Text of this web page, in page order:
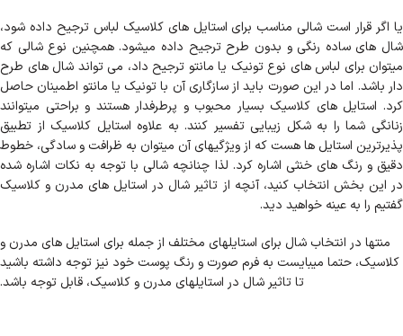
یا اگر قرار است شالی مناسب برای استایل های کلاسیک لباس ترجیح داده شود،
شال های ساده رنگی و بدون طرح ترجیح داده میشود. همچنین نوع شالی که
میتوان برای لباس های نوع تونیک یا مانتو ترجیح داد، می تواند شال های طرح
دار باشد. اما در این صورت باید از سازگاری آن با تونیک یا مانتو اطمینان حاصل
کرد. استایل های کلاسیک بسیار محبوب و پرطرفدار هستند و براحتی میتوانند
زنانگی شما را به شکل زیبایی تفسیر کنند. به علاوه استایل کلاسیک از تطبیق
پذیرترین استایل ها هست که از ویژگیهای آن میتوان به ظرافت و سادگی، خطوط
دقیق و رنگ های خنثی اشاره کرد. لذا چنانچه شالی با توجه به نکات اشاره شده
در این بخش انتخاب کنید، آنچه از تاثیر شال در استایل های مدرن و کلاسیک
گفتیم را به عینه خواهید دید.
منتها در انتخاب شال برای استایلهای مختلف از جمله برای استایل های مدرن و
کلاسیک، حتما میبایست به فرم صورت و رنگ پوست خود نیز توجه داشته باشید
تا تاثیر شال در استایلهای مدرن و کلاسیک، قابل توجه باشد.